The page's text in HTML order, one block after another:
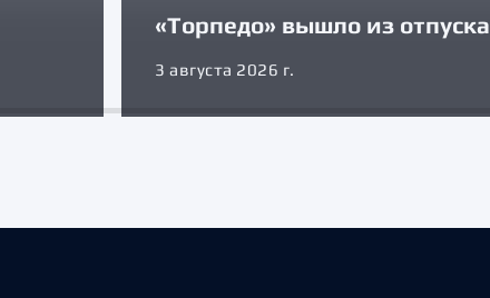
«Торпедо» вышло из отпуска
3 августа 2026 г.